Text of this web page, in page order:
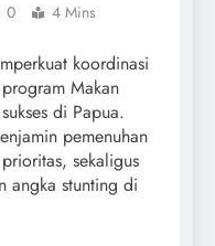
0 4 Mins
koordinasi
Makan
di Papua.
pemenuhan
sekaligus
angka stunting di